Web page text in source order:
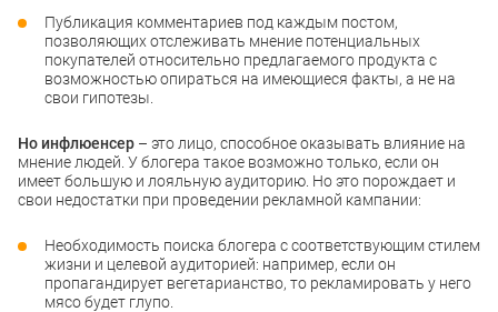
Публикация комментариев под каждым постом,
позволяющих отслеживать мнение потенциальных
покупателей относительно предлагаемого продукта с
возможностью опираться на имеющиеся факты, а не на
свои гипотезы.
Но инфлюенсер – это лицо, способное оказывать влияние на
мнение людей. У блогера такое возможно только, если он
имеет большую и лояльную аудиторию. Но это порождает и
свои недостатки при проведении рекламной кампании:
Необходимость поиска блогера с соответствующим стилем
жизни и целевой аудиторией: например, если он
пропагандирует вегетарианство, то рекламировать у него
мясо будет глупо.